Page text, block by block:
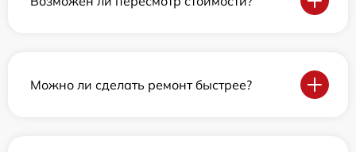
Можно ли сделать ремонт быстрее?